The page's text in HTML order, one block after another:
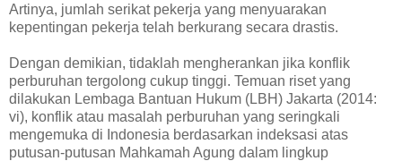
Artinya, jumlah serikat pekerja yang menyuarakan
kepentingan pekerja telah berkurang secara drastis.
Dengan demikian, tidaklah mengherankan jika konflik
perburuhan tergolong cukup tinggi. Temuan riset yang
dilakukan Lembaga Bantuan Hukum (LBH) Jakarta (2014:
vi), konflik atau masalah perburuhan yang seringkali
mengemuka di Indonesia berdasarkan indeksasi atas
putusan-putusan Mahkamah Agung dalam lingkup